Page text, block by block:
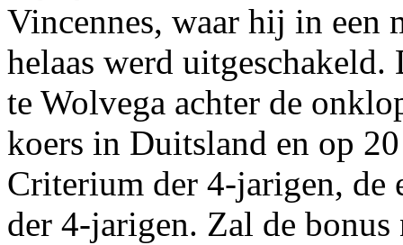
Vincennes, waar hij in een
helaas werd
te Wolvega achter de
koers in Duitsland en op
Criterium der 4-jarigen, de
der 4-jarigen. Zal de